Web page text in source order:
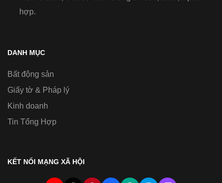
hợp.
DANH MỤC
Bất động sản
Giấy tờ & Pháp lý
Kinh doanh
Tin Tổng Hợp
KẾT NỐI MẠNG XÃ HỘI